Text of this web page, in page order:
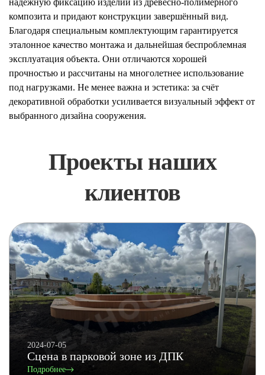
надёжную фиксацию изделий из древесно-полимерного
композита и придают конструкции завершённый вид.
Благодаря специальным комплектующим гарантируется
эталонное качество монтажа и дальнейшая беспроблемная
эксплуатация объекта. Они отличаются хорошей
прочностью и рассчитаны на многолетнее использование
под нагрузками. Не менее важна и эстетика: за счёт
декоративной обработки усиливается визуальный эффект от
выбранного дизайна сооружения.
Проекты наших
клиентов
2024-07-05
Сцена в парковой зоне из ДПК
Подробнее